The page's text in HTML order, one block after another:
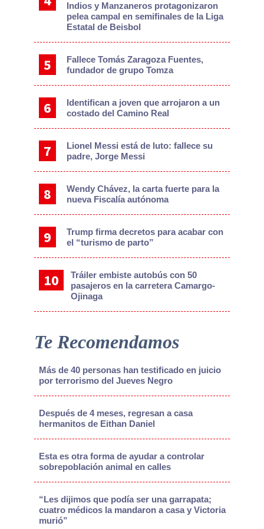
Indios y Manzaneros protagonizaron
pelea campal en semifinales de la Liga
Estatal de Beisbol
Fallece Tomás Zaragoza Fuentes,
fundador de grupo Tomza
Identifican a joven que arrojaron a un
costado del Camino Real
Lionel Messi está de luto: fallece su
padre, Jorge Messi
Wendy Chávez, la carta fuerte para la
nueva Fiscalía autónoma
Trump firma decretos para acabar con
el “turismo de parto”
Tráiler embiste autobús con 50
pasajeros en la carretera Camargo-
Ojinaga
Te Recomendamos
Más de 40 personas han testificado en juicio
por terrorismo del Jueves Negro
Después de 4 meses, regresan a casa
hermanitos de Eithan Daniel
Esta es otra forma de ayudar a controlar
sobrepoblación animal en calles
“Les dijimos que podía ser una garrapata;
cuatro médicos la mandaron a casa y Victoria
murió”